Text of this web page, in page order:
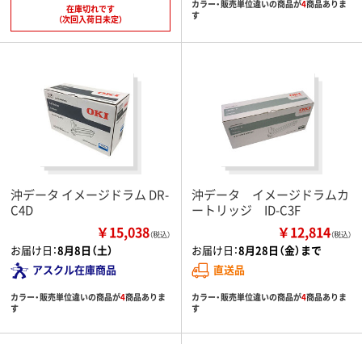
在庫切れです
（次回入荷日未定）
カラー・販売単位違いの商品が4商品ありま
す
沖データ イメージドラム DR-
C4D
￥15,038（税込）
お届け日：8月8日（土）
アスクル在庫商品
カラー・販売単位違いの商品が4商品ありま
す
沖データ イメージドラムカ
ートリッジ ID-C3F
￥12,814（税込）
お届け日：8月28日（金）まで
直送品
カラー・販売単位違いの商品が4商品ありま
す